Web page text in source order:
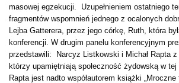
masowej egzekucji. Uzupełnieniem ostatniego
fragmentów wspomnień jednego z ocalonych
Lejba Gatterera, przez jego córkę, Ruth, która
konferencji. W drugim panelu konferencyjnym
przedstawili: Narcyz Listkowski i Michał Rapta z
którzy upamiętniają społeczność żydowską w
Rapta jest nadto współautorem książki